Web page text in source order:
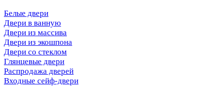
Белые двери
Двери в ванную
Двери из массива
Двери из экошпона
Двери со стеклом
Глянцевые двери
Распродажа дверей
Входные сейф-двери